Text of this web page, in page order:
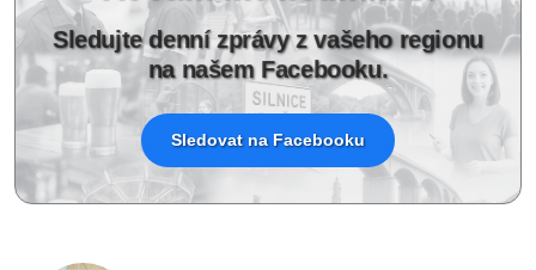
Sledujte denní zprávy z vašeho regionu
na našem Facebooku.
Sledovat na Facebooku